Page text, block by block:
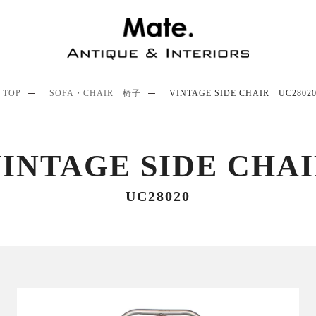
TOP SOFA・CHAIR 椅子 VINTAGE SIDE CHAIR UC28020
SIDE
UC28020